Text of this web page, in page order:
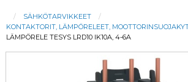
SÄHKÖTARVIKKEET
KONTAKTORIT, LÄMPÖRELEET,
LÄMPÖRELE TESYS LRD10 IK10A, 4-6A